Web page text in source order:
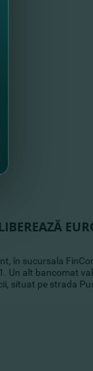
în sucursala
Un alt bancomat
situat pe strada